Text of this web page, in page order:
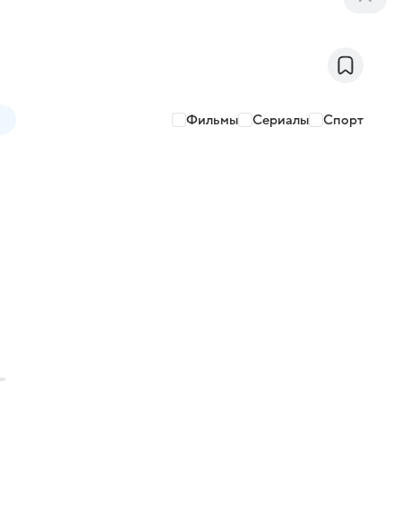
Фильмы Сериалы Спорт